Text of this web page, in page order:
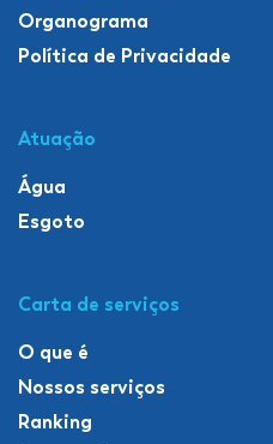
Organograma
Política de Privacidade
Atuação
Água
Esgoto
Carta de serviços
O que é
Nossos serviços
Ranking